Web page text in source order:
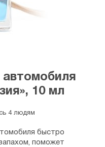
автомобиля
10 мл
4 людям
быстро
поможет